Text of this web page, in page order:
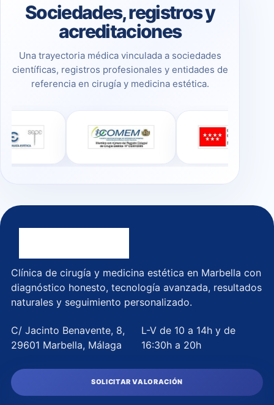
Sociedades, registros y
acreditaciones
Una trayectoria médica vinculada a sociedades
científicas, registros profesionales y entidades de
referencia en cirugía y medicina estética.
Clínica de cirugía y medicina estética en Marbella con
diagnóstico honesto, tecnología avanzada, resultados
naturales y seguimiento personalizado.
C/ Jacinto Benavente, 8,
29601 Marbella, Málaga
L-V de 10 a 14h y de
16:30h a 20h
SOLICITAR VALORACIÓN